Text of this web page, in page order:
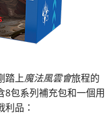
踏上魔法風雲會旅程的
8包系列補充包和一個用
品：